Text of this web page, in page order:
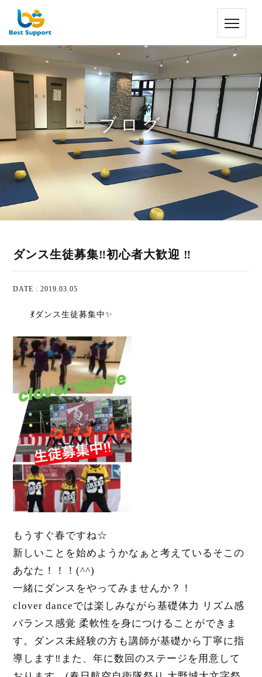
ブログ
ダンス生徒募集‼︎初心者大歓迎 ‼︎
DATE : 2019.03.05
💃ダンス生徒募集中✨
もうすぐ春ですね☆
新しいことを始めようかなぁと考えているそこの
あなた！！！(^^)
一緒にダンスをやってみませんか？！
clover danceでは楽しみながら基礎体力 リズム感
バランス感覚 柔軟性を身につけることができま
す。 ダンス未経験の方も講師が基礎から丁寧に指
導します‼︎また、年に数回のステージを用意して